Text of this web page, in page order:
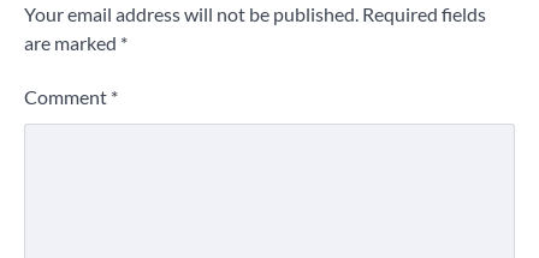
Your email address will not be published. Required fields
are marked *
Comment *